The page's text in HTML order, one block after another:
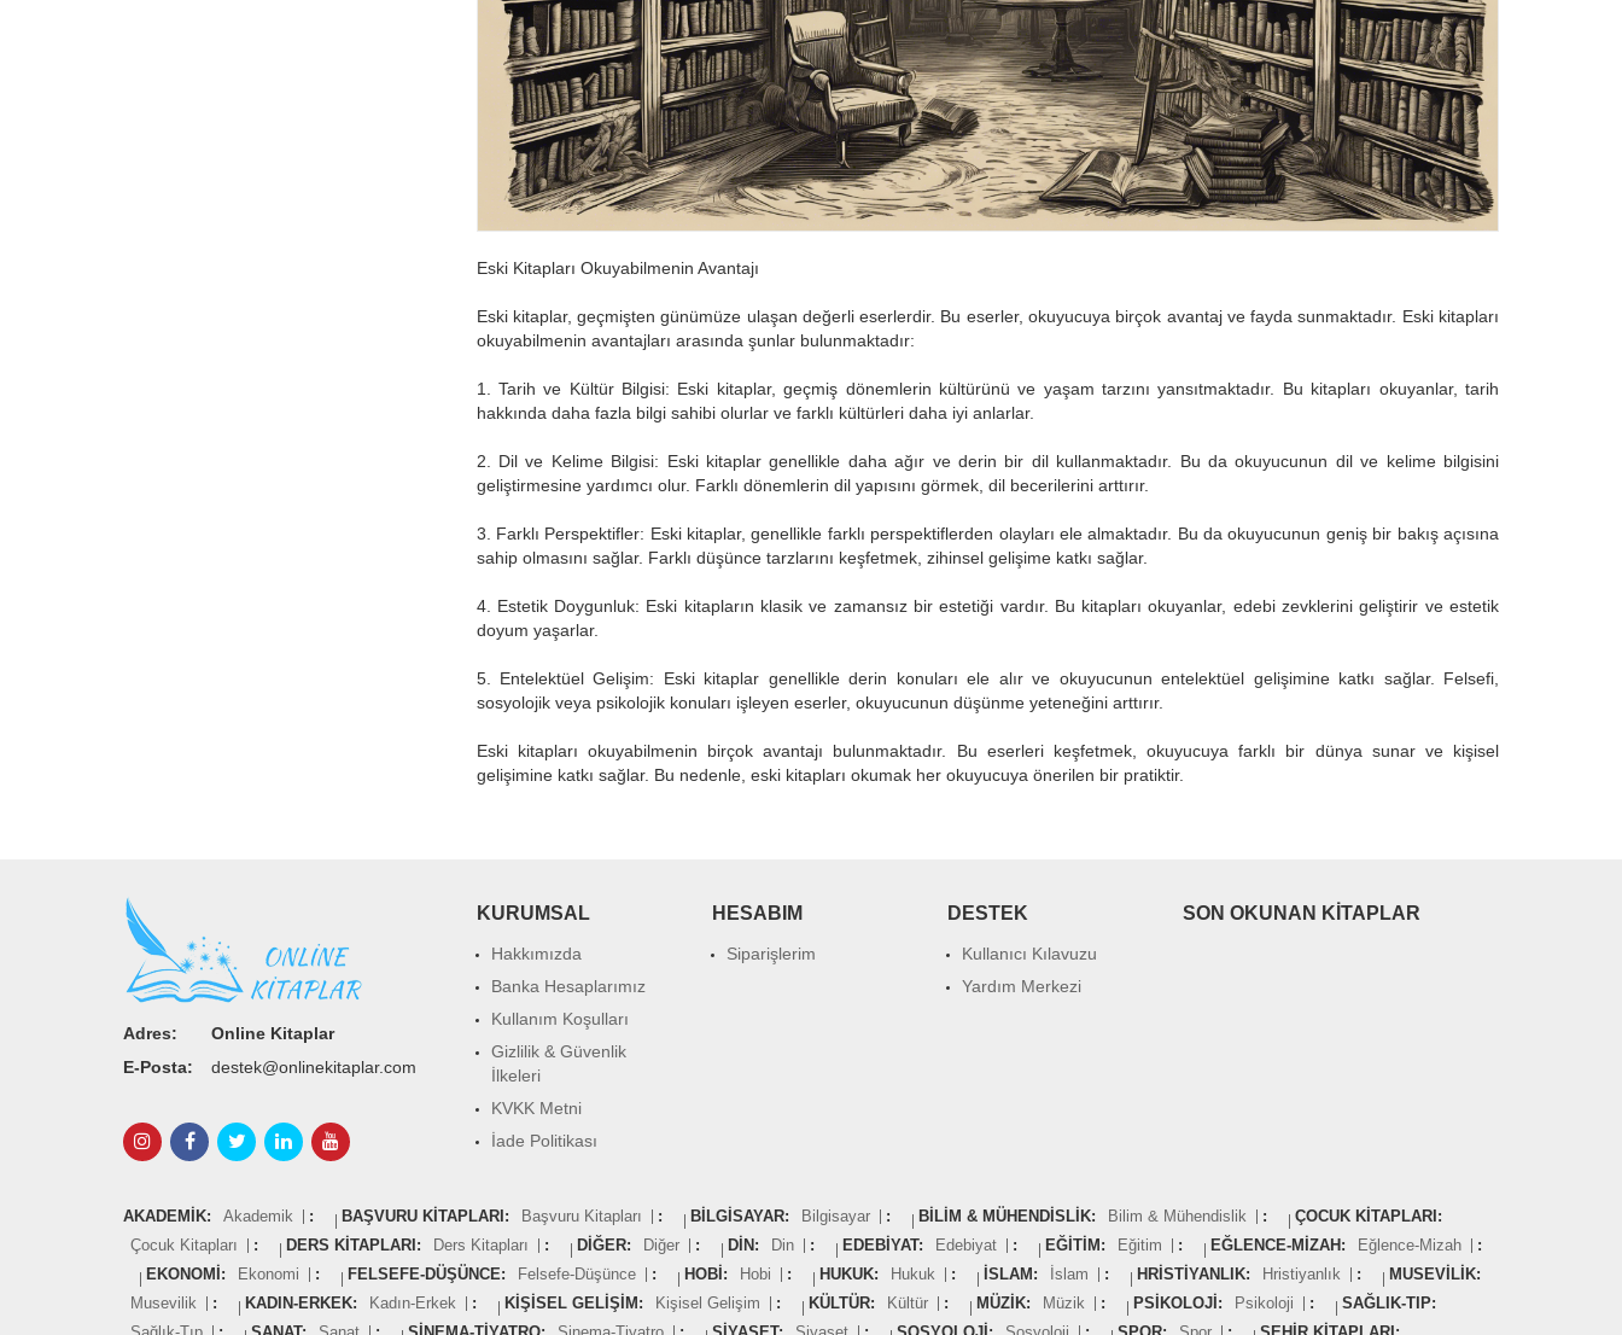
Eski Kitapları Okuyabilmenin Avantajı
Eski kitaplar, geçmişten günümüze ulaşan değerli eserlerdir. Bu eserler, okuyucuya birçok avantaj ve fayda sunmaktadır. Eski kitapları
okuyabilmenin avantajları arasında şunlar bulunmaktadır:
1. Tarih ve Kültür Bilgisi: Eski kitaplar, geçmiş dönemlerin kültürünü ve yaşam tarzını yansıtmaktadır. Bu kitapları okuyanlar, tarih
hakkında daha fazla bilgi sahibi olurlar ve farklı kültürleri daha iyi anlarlar.
2. Dil ve Kelime Bilgisi: Eski kitaplar genellikle daha ağır ve derin bir dil kullanmaktadır. Bu da okuyucunun dil ve kelime bilgisini
geliştirmesine yardımcı olur. Farklı dönemlerin dil yapısını görmek, dil becerilerini arttırır.
3. Farklı Perspektifler: Eski kitaplar, genellikle farklı perspektiflerden olayları ele almaktadır. Bu da okuyucunun geniş bir bakış açısına
sahip olmasını sağlar. Farklı düşünce tarzlarını keşfetmek, zihinsel gelişime katkı sağlar.
4. Estetik Doygunluk: Eski kitapların klasik ve zamansız bir estetiği vardır. Bu kitapları okuyanlar, edebi zevklerini geliştirir ve estetik
doyum yaşarlar.
5. Entelektüel Gelişim: Eski kitaplar genellikle derin konuları ele alır ve okuyucunun entelektüel gelişimine katkı sağlar. Felsefi,
sosyolojik veya psikolojik konuları işleyen eserler, okuyucunun düşünme yeteneğini arttırır.
Eski kitapları okuyabilmenin birçok avantajı bulunmaktadır. Bu eserleri keşfetmek, okuyucuya farklı bir dünya sunar ve kişisel
gelişimine katkı sağlar. Bu nedenle, eski kitapları okumak her okuyucuya önerilen bir pratiktir.
Adres:
Online Kitaplar
E-Posta:
destek@onlinekitaplar.com
KURUMSAL
Hakkımızda
Banka Hesaplarımız
Kullanım Koşulları
Gizlilik & Güvenlik
İlkeleri
KVKK Metni
İade Politikası
HESABIM
Siparişlerim
DESTEK
Kullanıcı Kılavuzu
Yardım Merkezi
SON OKUNAN KITAPLAR
AKADEMIK: Akademik : BAŞVURU KITAPLARI: Başvuru Kitapları : BILGISAYAR: Bilgisayar : BILIM & MÜHENDISLIK: Bilim & Mühendislik :
ÇOCUK KITAPLARI:
Çocuk Kitapları
: DERS KITAPLARI: Ders Kitapları : DIĞER: Diğer : DIN: Din : EDEBIYAT: Edebiyat : EĞITIM: Eğitim : EĞLENCE-MIZAH: Eğlence-Mizah
:
EKONOMI:
Ekonomi : FELSEFE-DÜŞÜNCE: Felsefe-Düşünce : HOBI: Hobi : HUKUK: Hukuk : İSLAM: İslam : HRISTIYANLIK: Hristiyanlık :
MUSEVILIK:
Musevilik
: KADIN-ERKEK: Kadın-Erkek : KIŞISEL GELIŞIM: Kişisel Gelişim : KÜLTÜR: Kültür : MÜZIK: Müzik : PSIKOLOJI: Psikoloji :
SAĞLIK-TIP: